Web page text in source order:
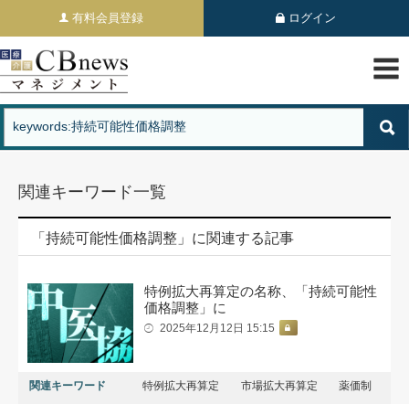
有料会員登録 ログイン
関連キーワード一覧
「持続可能性価格調整」に関連する記事
特例拡大再算定の名称、「持続可能性
価格調整」に
2025年12月12日 15:15
関連キーワード 特例拡大再算定 市場拡大再算定
薬価制